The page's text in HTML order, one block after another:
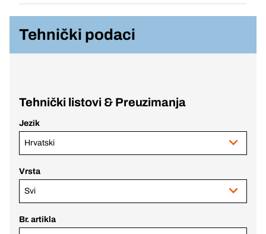
Tehnički podaci
Tehnički listovi & Preuzimanja
Jezik
Hrvatski
Vrsta
Svi
Br. artikla